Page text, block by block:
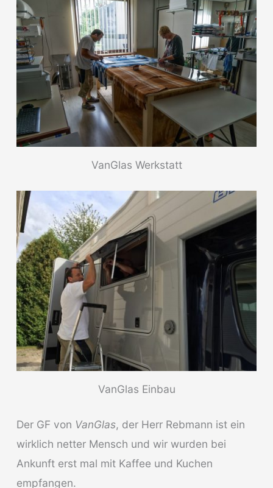
VanGlas Werkstatt
VanGlas Einbau
Der GF von VanGlas, der Herr Rebmann ist ein
wirklich netter Mensch und wir wurden bei
Ankunft erst mal mit Kaffee und Kuchen
empfangen.